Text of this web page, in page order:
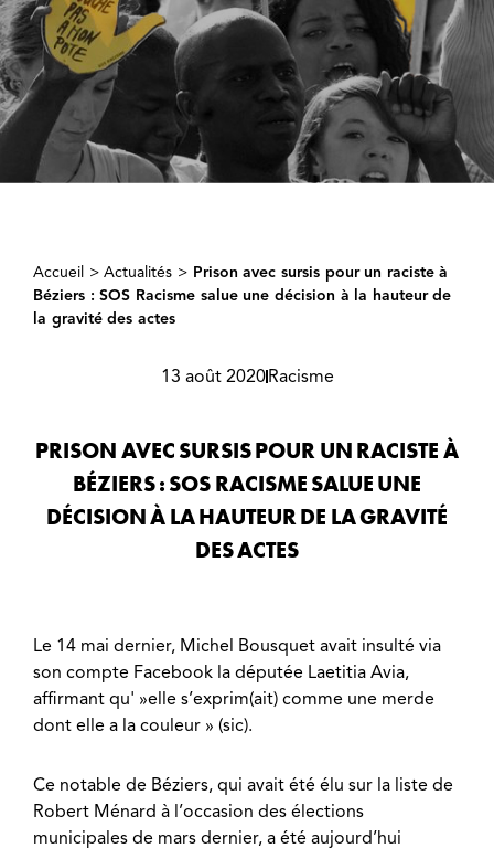
Accueil >Actualités > Prison avec sursis pour un raciste à
Béziers : SOS Racisme salue une décision à la hauteur de
la gravité des actes
13 août 2020Racisme
PRISON AVEC SURSIS POUR UN RACISTE À
BÉZIERS : SOS RACISME SALUE UNE
DÉCISION À LA HAUTEUR DE LA GRAVITÉ
DES ACTES
Le 14 mai dernier, Michel Bousquet avait insulté via
son compte Facebook la députée Laetitia Avia,
affirmant qu' »elle s’exprim(ait) comme une merde
dont elle a la couleur » (sic).
Ce notable de Béziers, qui avait été élu sur la liste de
Robert Ménard à l’occasion des élections
municipales de mars dernier, a été aujourd’hui